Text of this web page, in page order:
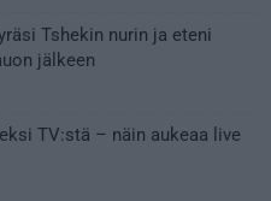
Tshekin nurin ja eteni
jälkeen
TV:stä – näin aukeaa live